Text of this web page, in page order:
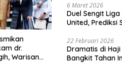
dr.
Warisan
6 Maret 2026
Duel Sengit
United, Prediksi
22 Februari 2026
Dramatis di Haji
Bangkit Tahan